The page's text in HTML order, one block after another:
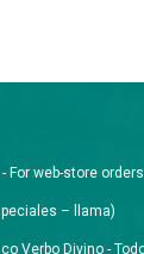
- For web-store
– llama)
Verbo Divino -